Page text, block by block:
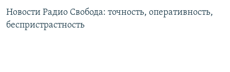
Новости Радио Свобода: точность, оперативность,
беспристрастность